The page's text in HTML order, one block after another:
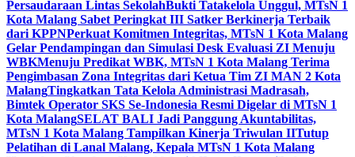
Persaudaraan Lintas SekolahBukti Tatakelola Unggul, MTsN 1
Kota Malang Sabet Peringkat III Satker Berkinerja Terbaik
dari KPPNPerkuat Komitmen Integritas, MTsN 1 Kota Malang
Gelar Pendampingan dan Simulasi Desk Evaluasi ZI Menuju
WBKMenuju Predikat WBK, MTsN 1 Kota Malang Terima
Pengimbasan Zona Integritas dari Ketua Tim ZI MAN 2 Kota
MalangTingkatkan Tata Kelola Administrasi Madrasah,
Bimtek Operator SKS Se-Indonesia Resmi Digelar di MTsN 1
Kota MalangSELAT BALI Jadi Panggung Akuntabilitas,
MTsN 1 Kota Malang Tampilkan Kinerja Triwulan IITutup
Pelatihan di Lanal Malang, Kepala MTsN 1 Kota Malang